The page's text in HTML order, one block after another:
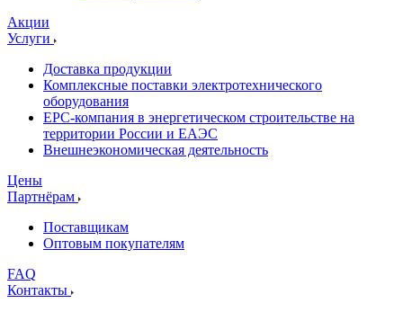
Акции
Услуги
Доставка продукции
Комплексные поставки электротехнического
оборудования
EPC-компания в энергетическом строительстве на
территории России и ЕАЭС
Внешнеэкономическая деятельность
Цены
Партнёрам
Поставщикам
Оптовым покупателям
FAQ
Контакты